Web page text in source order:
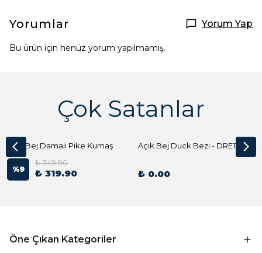
Yorumlar Yorum Yap
Bu ürün için henüz yorum yapılmamış.
Çok Satanlar
Açık Bej Damalı Pike Kumaş
%9
₺ 349.90
₺ 319.90
Açık Bej Duck Bezi - DRE1144 Kumaş Peçete
₺ 0.00
Öne Çıkan Kategoriler